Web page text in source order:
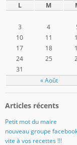
L M
« Août
3
4
10
11
17
18
24
25
31
Articles récents
Petit mot du maire
nouveau groupe
vite à vos recettes !!!